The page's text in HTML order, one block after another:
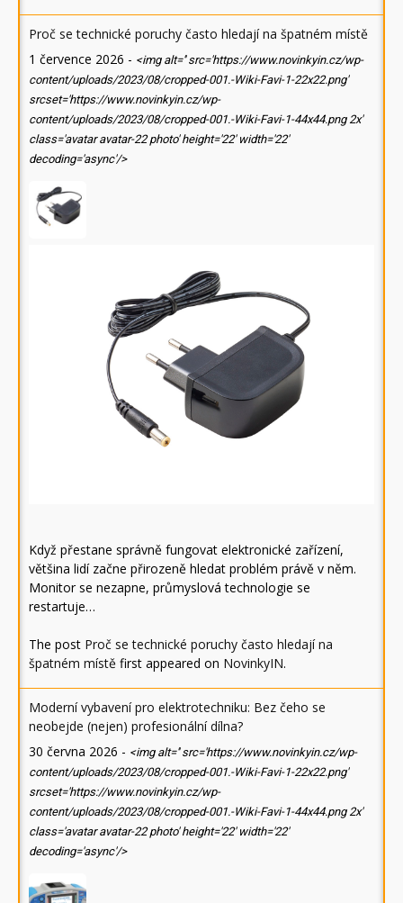
Proč se technické poruchy často hledají na špatném místě
1 července 2026 - <img alt='' src='https://www.novinkyin.cz/wp-
content/uploads/2023/08/cropped-001.-Wiki-Favi-1-22x22.png'
srcset='https://www.novinkyin.cz/wp-
content/uploads/2023/08/cropped-001.-Wiki-Favi-1-44x44.png 2x'
class='avatar avatar-22 photo' height='22' width='22'
decoding='async'/>
Když přestane správně fungovat elektronické zařízení,
většina lidí začne přirozeně hledat problém právě v něm.
Monitor se nezapne, průmyslová technologie se
restartuje…
The post Proč se technické poruchy často hledají na
špatném místě first appeared on NovinkyIN.
Moderní vybavení pro elektrotechniku: Bez čeho se
neobejde (nejen) profesionální dílna?
30 června 2026 - <img alt='' src='https://www.novinkyin.cz/wp-
content/uploads/2023/08/cropped-001.-Wiki-Favi-1-22x22.png'
srcset='https://www.novinkyin.cz/wp-
content/uploads/2023/08/cropped-001.-Wiki-Favi-1-44x44.png 2x'
class='avatar avatar-22 photo' height='22' width='22'
decoding='async'/>